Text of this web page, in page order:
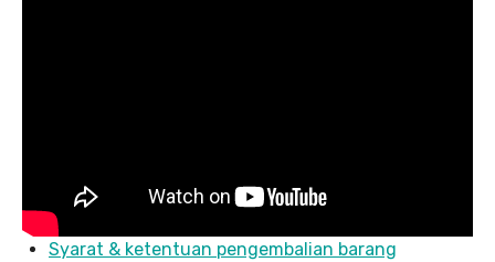
Syarat & ketentuan pengembalian barang